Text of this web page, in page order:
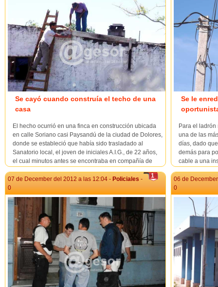
Se cayó cuando construía el techo de una
casa
El hecho ocurrió en una finca en construcción ubicada
en calle Soriano casi Paysandú de la ciudad de Dolores,
donde se estableció que había sido trasladado al
Sanatorio local, el joven de iniciales A.I.G., de 22 años,
el cual minutos antes se encontraba en compañía de
Se le
Para el
una de las
días, dado
demás para
cable a una
1
07 de December del 2012 a las 12:04 - Policiales -
0
06 de
0